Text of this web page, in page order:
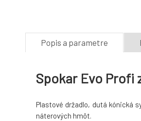
Popis a parametre
Spokar Evo Profi
Plastové držadlo, dutá kónická
náterových hmôt.